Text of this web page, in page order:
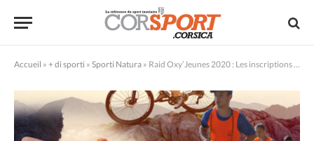
Accueil » + di sporti » Sporti Natura » Raid Oxy’Jeunes 2020 : Les inscriptions sont ouvertes!